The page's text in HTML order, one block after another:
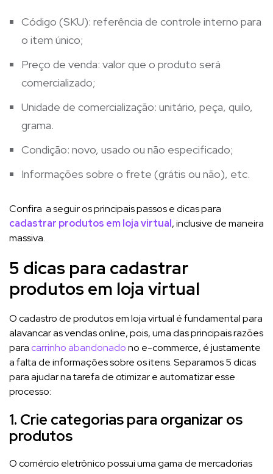
Código (SKU): referência de controle interno para
o item único;
Preço de venda: valor que o produto será
comercializado;
Unidade de comercialização: unitário, peça, quilo,
grama.
Condição: novo, usado ou não especificado;
Informações sobre o frete (grátis ou não), etc.
Confira a seguir os principais passos e dicas para
cadastrar produtos em loja virtual, inclusive de maneira
massiva.
5 dicas para cadastrar
produtos em loja virtual
O cadastro de produtos em loja virtual é fundamental para
alavancar as vendas online, pois, uma das principais razões
para carrinho abandonadono e-commerce, é justamente
a falta de informações sobre os itens. Separamos 5 dicas
para ajudar na tarefa de otimizar e automatizar esse
processo:
1. Crie categorias para organizar os
produtos
O comércio eletrônico possui uma gama de mercadorias